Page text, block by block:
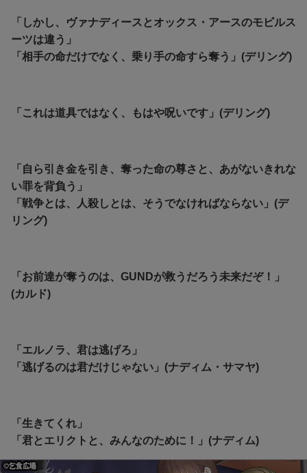
「しかし、ヴァナディースとオックス・アースのモビルス
ーツは違う」
「相手の命だけでなく、乗り手の命すら奪う」(デリング)
「これは道具ではなく、もはや呪いです」(デリング)
「自ら引き金を引き、奪った命の尊さと、あがないきれな
い罪を背負う」
「戦争とは、人殺しとは、そうでなければならない」(デ
リング)
「お前達が奪うのは、GUNDが救うだろう未来だぞ！」
(カルド)
「エルノラ、君は逃げろ」
「逃げるのは君だけじゃない」(ナディム・サマヤ)
「生きてくれ」
「君とエリクトと、みんなのために！」(ナディム)